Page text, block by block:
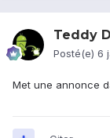
Teddy
Posté(e) 6
Met une annonce